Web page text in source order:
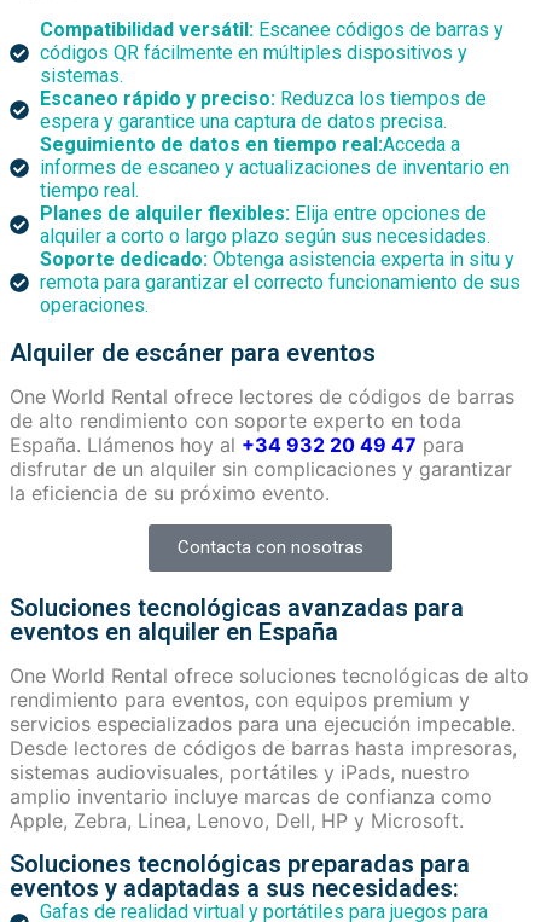
Compatibilidad versátil: Escanee códigos de barras y
códigos QR fácilmente en múltiples dispositivos y
sistemas.
Escaneo rápido y preciso: Reduzca los tiempos de
espera y garantice una captura de datos precisa.
Seguimiento de datos en tiempo real:Acceda a
informes de escaneo y actualizaciones de inventario en
tiempo real.
Planes de alquiler flexibles: Elija entre opciones de
alquiler a corto o largo plazo según sus necesidades.
Soporte dedicado: Obtenga asistencia experta in situ y
remota para garantizar el correcto funcionamiento de sus
operaciones.
Alquiler de escáner para eventos
One World Rental ofrece lectores de códigos de barras
de alto rendimiento con soporte experto en toda
España. Llámenos hoy al +34 932 20 49 47 para
disfrutar de un alquiler sin complicaciones y garantizar
la eficiencia de su próximo evento.
Contacta con nosotras
Soluciones tecnológicas avanzadas para
eventos en alquiler en España
One World Rental ofrece soluciones tecnológicas de alto
rendimiento para eventos, con equipos premium y
servicios especializados para una ejecución impecable.
Desde lectores de códigos de barras hasta impresoras,
sistemas audiovisuales, portátiles y iPads, nuestro
amplio inventario incluye marcas de confianza como
Apple, Zebra, Linea, Lenovo, Dell, HP y Microsoft.
Soluciones tecnológicas preparadas para
eventos y adaptadas a sus necesidades:
Gafas de realidad virtual y portátiles para juegos para